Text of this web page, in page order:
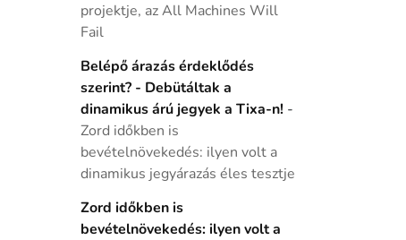
projektje, az All Machines Will
Fail
Belépő árazás érdeklődés
szerint? - Debütáltak a
dinamikus árú jegyek a Tixa-n! -
Zord időkben is
bevételnövekedés: ilyen volt a
dinamikus jegyárazás éles tesztje
Zord időkben is
bevételnövekedés: ilyen volt a